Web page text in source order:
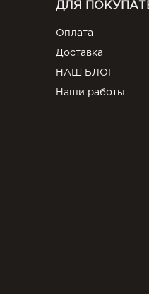
ДЛЯ
Оплата
Доставка
НАШ БЛОГ
Наши работы